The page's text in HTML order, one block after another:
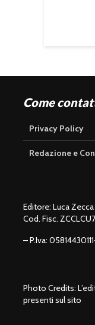
Come
Privacy Policy
Redazione e
Editore: Luca
Cod. Fisc.
– P.Iva:
Photo Credits:
presenti sul sito